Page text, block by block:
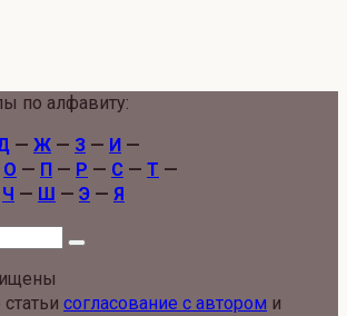
по алфавиту:
— Ж — З — И —
О — П — Р — С — Т —
Ч — Ш — Э — Я
согласование с автором и